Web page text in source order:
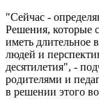
"Сейчас -
Решения, которые
иметь длительное
людей и
десятилетия", -
родителями и
в решении этого